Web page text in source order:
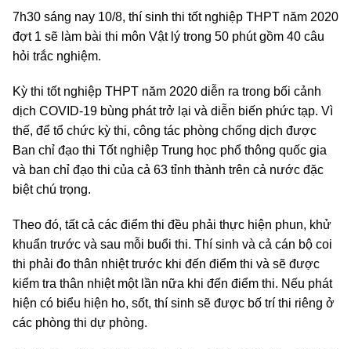
7h30 sáng nay 10/8, thí sinh thi tốt nghiệp THPT năm 2020
đợt 1 sẽ làm bài thi môn Vật lý trong 50 phút gồm 40 câu
hỏi trắc nghiệm.
Kỳ thi tốt nghiệp THPT năm 2020 diễn ra trong bối cảnh
dịch COVID-19 bùng phát trở lại và diễn biến phức tạp. Vì
thế, để tổ chức kỳ thi, công tác phòng chống dịch được
Ban chỉ đạo thi Tốt nghiệp Trung học phổ thông quốc gia
và ban chỉ đạo thi của cả 63 tỉnh thành trên cả nước đặc
biệt chú trọng.
Theo đó, tất cả các điểm thi đều phải thực hiện phun, khử
khuẩn trước và sau mỗi buổi thi. Thí sinh và cả cán bộ coi
thi phải đo thân nhiệt trước khi đến điểm thi và sẽ được
kiểm tra thân nhiệt một lần nữa khi đến điểm thi. Nếu phát
hiện có biểu hiện ho, sốt, thí sinh sẽ được bố trí thi riêng ở
các phòng thi dự phòng.